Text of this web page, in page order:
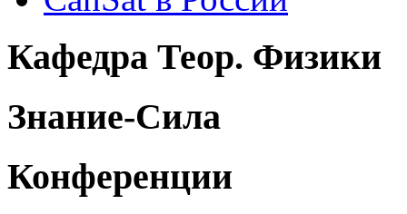
Кафедра Теор. Физики
Знание-Сила
Конференции